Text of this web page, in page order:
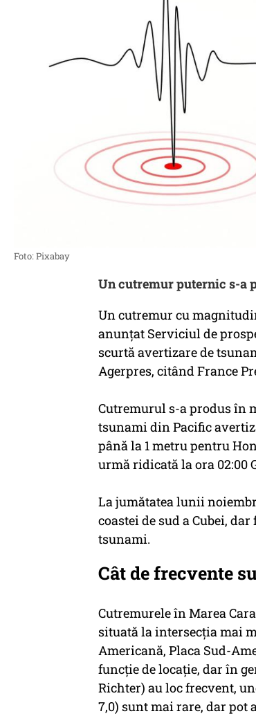
Foto: Pixabay
Un cutremur puternic s-a
Un cutremur cu
anunţat Serviciul de
scurtă avertizare de
Agerpres, citând France
Cutremurul s-a produs în
tsunami din Pacific
până la 1 metru pentru
urmă ridicată la ora 02:00
La jumătatea lunii
coastei de sud a Cubei,
tsunami.
Cât de frecvente
Cutremurele în Marea
situată la intersecția mai
Americană, Placa Sud-
funcție de locație, dar în
Richter) au loc frecvent,
7,0) sunt mai rare, dar